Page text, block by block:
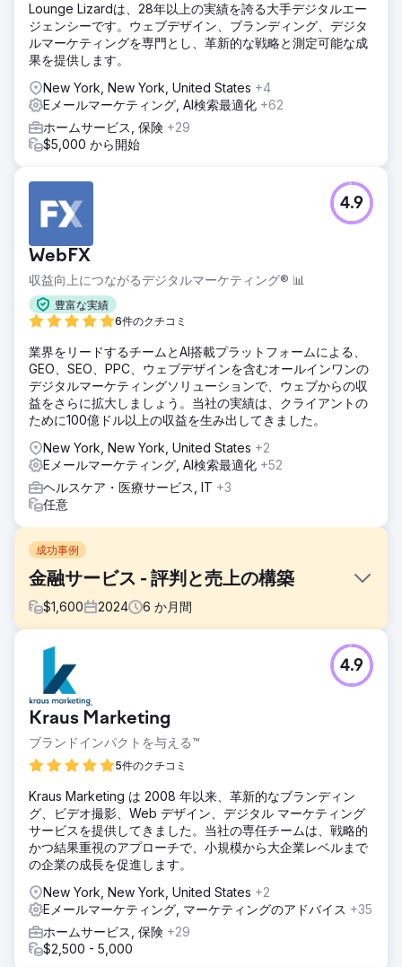
Lounge Lizardは、28年以上の実績を誇る大手デジタルエー
ジェンシーです。ウェブデザイン、ブランディング、デジタ
ルマーケティングを専門とし、革新的な戦略と測定可能な成
果を提供します。
New York, New York, United States +4
Eメールマーケティング, AI検索最適化 +62
ホームサービス, 保険 +29
$5,000 から開始
WebFX
収益向上につながるデジタルマーケティング® 📊
豊富な実績
6件のクチコミ
4.9
業界をリードするチームとAI搭載プラットフォームによる、
GEO、SEO、PPC、ウェブデザインを含むオールインワンの
デジタルマーケティングソリューションで、ウェブからの収
益をさらに拡大しましょう。当社の実績は、クライアントの
ために100億ドル以上の収益を生み出してきました。
New York, New York, United States +2
Eメールマーケティング, AI検索最適化 +52
ヘルスケア・医療サービス, IT +3
任意
成功事例
金融サービス - 評判と売上の構築
$1,600 2024 6 か月間
課題
私たちの目標は、非ブランド キーワードで強力な SEO プレ
ゼンスを構築し、より大きな検索ボリュームの機会を活用す
ることでした。クライアントの現在の SEO 戦略は、月間検
索数が 6,800 のブランド キーワードに重点を置いていまし
たが、月間検索数が 28,000 という大きな可能性を秘めた非
ブランド キーワード カテゴリでの可視性が不足していまし
た。
ソリューション
この課題に対処するために、私たちは大量の非ブランドキー
ワードをターゲットにしたコーナーストーン コンテンツ戦略
を実施しました。私たちの目標は、バックリンク活動に頼る
ことなく、権威と可視性を構築することでした。このコーナ
ーストーン コンテンツは、同じテーマ グループ内のロング
テール キーワードのネットワークによってサポートされ、関
連性を高める強力なブログ戦略によって支えられていまし
た。すべてのコンテンツは、関連キーワード、メタ ディスク
リプション、構造化データを使用して最適化されました。
Kraus Marketing
ブランドインパクトを与える™
5件のクチコミ
4.9
Kraus Marketing は 2008 年以来、革新的なブランディン
グ、ビデオ撮影、Web デザイン、デジタル マーケティング
サービスを提供してきました。当社の専任チームは、戦略的
かつ結果重視のアプローチで、小規模から大企業レベルまで
の企業の成長を促進します。
New York, New York, United States +2
Eメールマーケティング, マーケティングのアドバイス +35
ホームサービス, 保険 +29
$2,500 - 5,000